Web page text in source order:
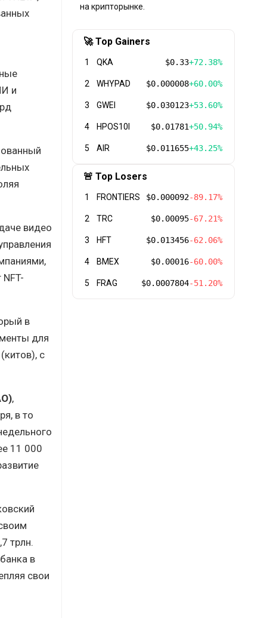
и
видео
в
для
с
,
в то
11 000
трлн.
в
свои
на крипторынке.
🚀 Top Gainers
1 QKA $0.33+72.38%
2 WHYPAD $0.000008+60.00%
3 GWEI $0.030123+53.60%
4 HPOS10I $0.01781+50.94%
5 AIR $0.011655+43.25%
🚨 Top Losers
1 FRONTIERS $0.000092-89.17%
2 TRC $0.00095-67.21%
3 HFT $0.013456-62.06%
4 BMEX $0.00016-60.00%
5 FRAG $0.0007804-51.20%